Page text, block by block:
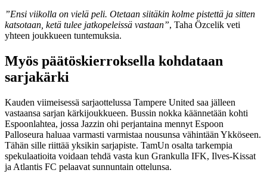
”Ensi viikolla on vielä peli. Otetaan siitäkin kolme pistettä ja sitten
katsotaan, ketä tulee jatkopeleissä vastaan”, Taha Özcelik veti
yhteen joukkueen tuntemuksia.
Myös päätöskierroksella kohdataan
sarjakärki
Kauden viimeisessä sarjaottelussa Tampere United saa jälleen
vastaansa sarjan kärkijoukkueen. Bussin nokka käännetään kohti
Espoonlahtea, jossa Jazzin ohi perjantaina mennyt Espoon
Palloseura haluaa varmasti varmistaa nousunsa vähintään Ykköseen.
Tähän sille riittää yksikin sarjapiste. TamUn osalta tarkempia
spekulaatioita voidaan tehdä vasta kun Grankulla IFK, Ilves-Kissat
ja Atlantis FC pelaavat sunnuntain ottelunsa.